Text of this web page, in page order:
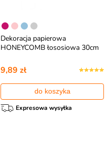
Dekoracja papierowa
HONEYCOMB łososiowa 30cm
9,89 zł
do koszyka
Expresowa wysyłka